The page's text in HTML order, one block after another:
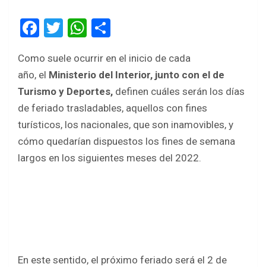
F
ce
b
o
o
k
T
tt
er
W
at
s
A
p
p
ar
e
Como suele ocurrir en el inicio de cada
año, el Ministerio del Interior, junto con el de
Turismo y Deportes, definen cuáles serán los días
de feriado trasladables, aquellos con fines
turísticos, los nacionales, que son inamovibles, y
cómo quedarían dispuestos los fines de semana
largos en los siguientes meses del 2022.
En este sentido, el próximo feriado será el 2 de